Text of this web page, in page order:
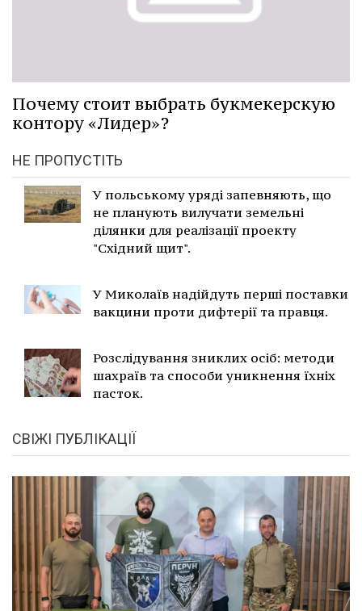
Почему стоит выбрать букмекерскую
контору «Лидер»?
НЕ ПРОПУСТІТЬ
У польському уряді запевняють, що
не планують вилучати земельні
ділянки для реалізації проекту
"Східний щит".
У Миколаїв надійдуть перші поставки
вакцини проти дифтерії та правця.
Розслідування зниклих осіб: методи
шахраїв та способи уникнення їхніх
пасток.
СВІЖІ ПУБЛІКАЦІЇ